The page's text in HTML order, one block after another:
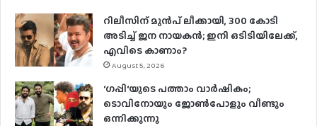
റിലീസിന് മുൻപ് ലീക്കായി, 300 കോടി
അടിച്ച് ജന നായകൻ; ഇനി ഒടിടിയിലേക്ക്,
എവിടെ കാണാം?
August 5, 2026
‘ഗപ്പി‘യുടെ പത്താം വാർഷികം;
ടൊവിനോയും ജോൺപോളും വീണ്ടും
ഒന്നിക്കുന്നു